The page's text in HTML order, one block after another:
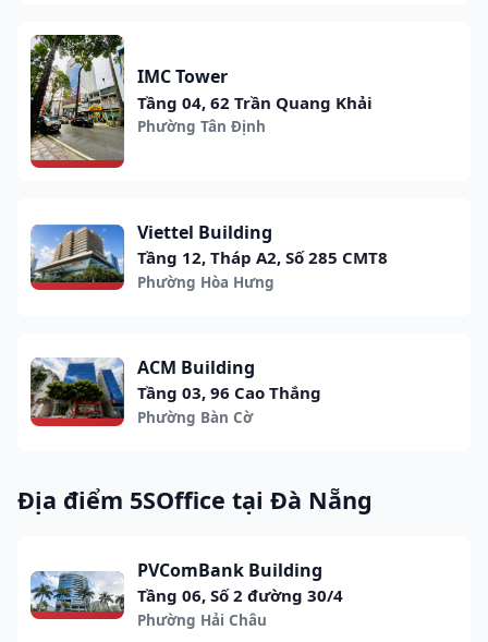
IMC Tower
Tầng 04, 62 Trần Quang Khải
Phường Tân Định
Viettel Building
Tầng 12, Tháp A2, Số 285 CMT8
Phường Hòa Hưng
ACM Building
Tầng 03, 96 Cao Thắng
Phường Bàn Cờ
Địa điểm 5SOffice tại Đà Nẵng
PVComBank Building
Tầng 06, Số 2 đường 30/4
Phường Hải Châu